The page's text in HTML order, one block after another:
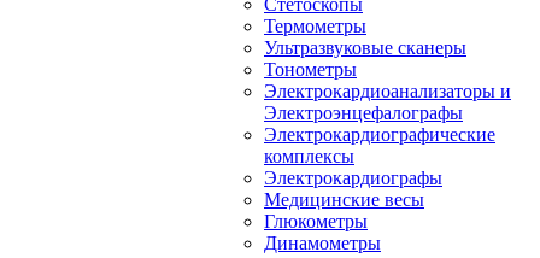
Стетоскопы
Термометры
Ультразвуковые сканеры
Тонометры
Электрокардиоанализаторы и
Электроэнцефалографы
Электрокардиографические
комплексы
Электрокардиографы
Медицинские весы
Глюкометры
Динамометры